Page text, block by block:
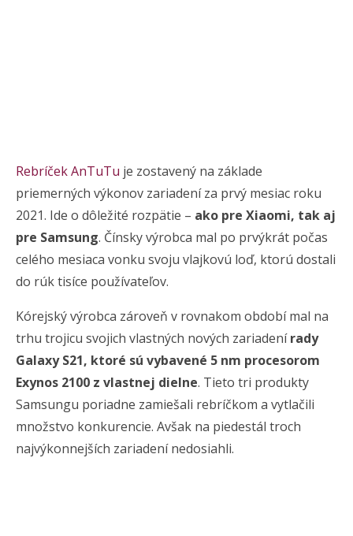
Rebríček AnTuTu je zostavený na základe
priemerných výkonov zariadení za prvý mesiac roku
2021. Ide o dôležité rozpätie – ako pre Xiaomi, tak aj
pre Samsung. Čínsky výrobca mal po prvýkrát počas
celého mesiaca vonku svoju vlajkovú loď, ktorú dostali
do rúk tisíce používateľov.
Kórejský výrobca zároveň v rovnakom období mal na
trhu trojicu svojich vlastných nových zariadenírady
Galaxy S21, ktoré sú vybavené 5 nm procesorom
Exynos 2100 z vlastnej dielne. Tieto tri produkty
Samsungu poriadne zamiešali rebríčkom a vytlačili
množstvo konkurencie. Avšak na piedestál troch
najvýkonnejších zariadení nedosiahli.